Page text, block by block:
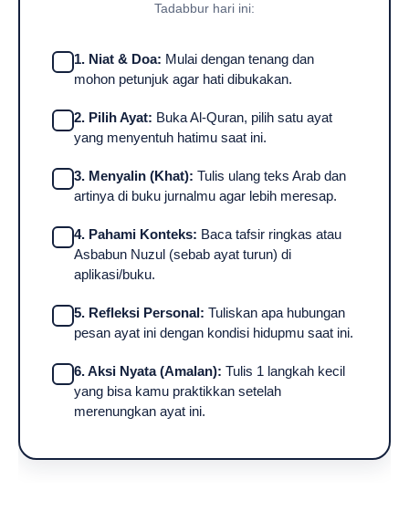
Tadabbur hari ini:
1. Niat & Doa: Mulai dengan tenang dan
mohon petunjuk agar hati dibukakan.
2. Pilih Ayat: Buka Al-Quran, pilih satu ayat
yang menyentuh hatimu saat ini.
3. Menyalin (Khat): Tulis ulang teks Arab dan
artinya di buku jurnalmu agar lebih meresap.
4. Pahami Konteks: Baca tafsir ringkas atau
Asbabun Nuzul (sebab ayat turun) di
aplikasi/buku.
5. Refleksi Personal: Tuliskan apa hubungan
pesan ayat ini dengan kondisi hidupmu saat ini.
6. Aksi Nyata (Amalan): Tulis 1 langkah kecil
yang bisa kamu praktikkan setelah
merenungkan ayat ini.